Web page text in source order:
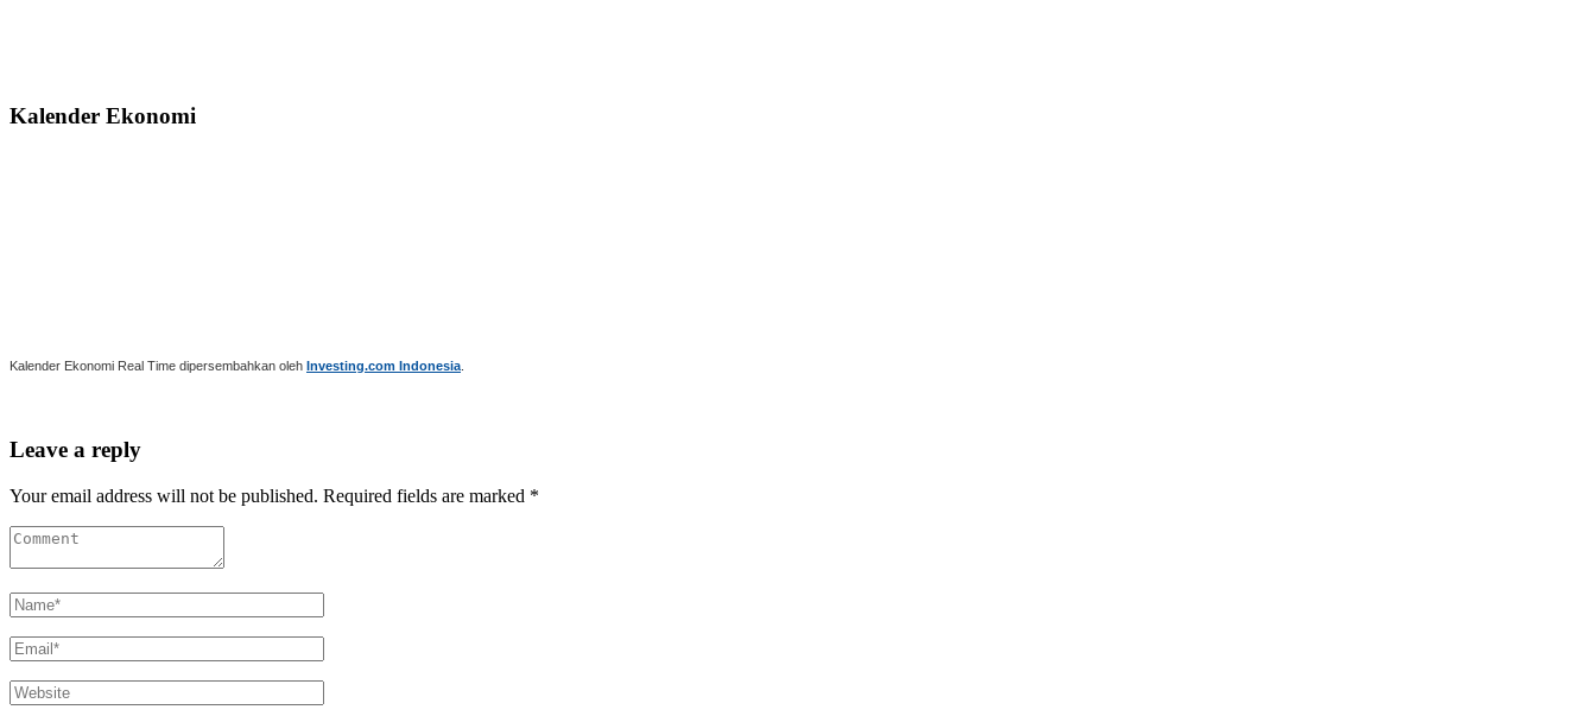
Kalender Ekonomi
Kalender Ekonomi Real Time dipersembahkan oleh Investing.com Indonesia
Leave a reply
Your email address will not be published. Required fields are marked *